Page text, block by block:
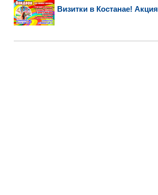
Визитки в Костанае! Акция